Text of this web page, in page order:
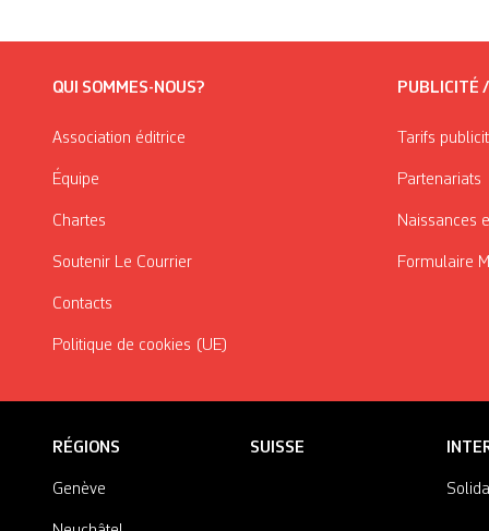
QUI SOMMES-NOUS?
Association éditrice
Équipe
Chartes
Soutenir Le Courrier
Contacts
Politique de cookies (UE)
PUBLICITÉ
Tarifs
Partenariats
Naissances
Formulaire
RÉGIONS
Genève
SUISSE